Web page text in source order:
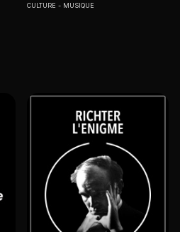
CULTURE MUSIQUE